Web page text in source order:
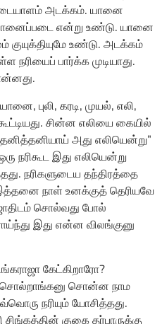
அடையாளம் அடக்கம். யானை
என்று உண்டு. யானை
குயுக்தியுமே உண்டு. அடக்கம்
நரியைப் பார்க்க முடியாது.
புலி, கரடி, முயல், எலி,
சின்ன எலியை கையில்
அது எலியென்று”
இது எலியென்று
நரிகளுடைய தந்திரத்தை
நாள் உனக்குத் தெரியவே
சொல்வது போல்
இது என்ன விலங்குனு
கேட்கிறாரோ?
சொல்றாங்கனு சொன்ன நாம
நரியும் யோசித்தது.
குகை தர்பாருக்கு